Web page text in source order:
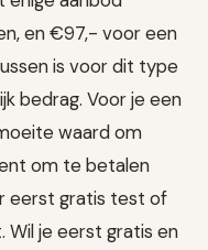
en €97,- voor een
is voor dit type
bedrag. Voor je een
waard om
om te betalen
eerst gratis test of
Wil je eerst gratis en